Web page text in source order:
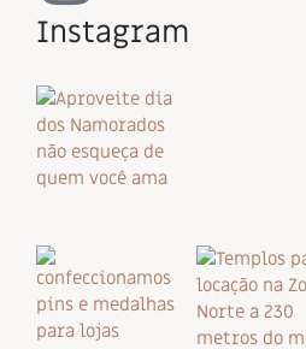
Instagram